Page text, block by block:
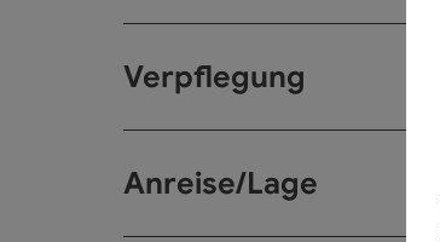
Verpflegung
Anreise/Lage